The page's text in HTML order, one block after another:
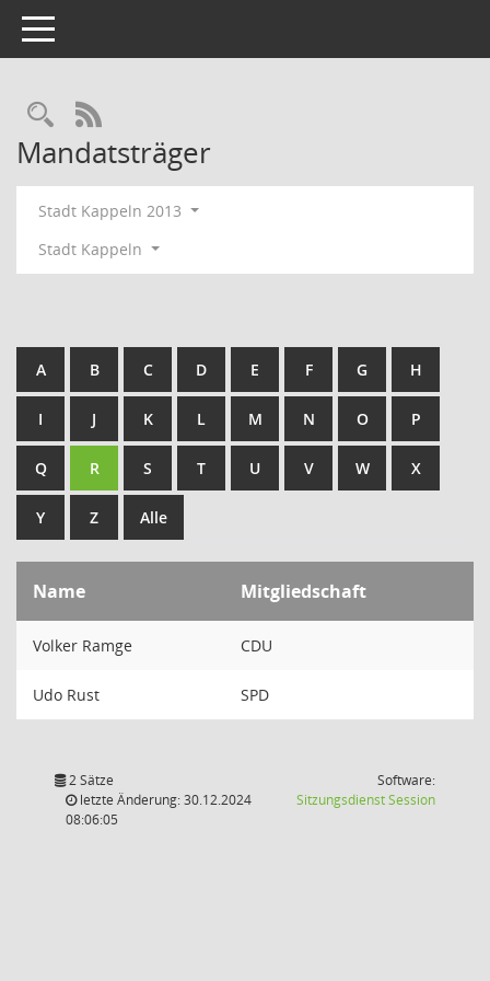
Toggle navigation
Rechercheauswahl
RSS-Feed
Mandatsträger
Stadt Kappeln 2013
Stadt Kappeln
A B C D E F G H
I J K L M N O P
Q R S T U V W X
Y Z Alle
Name Mitgliedschaft
Volker Ramge CDU
Udo Rust SPD
2 Sätze
letzte Änderung: 30.12.2024
08:06:05
Software:
SitzungsdienstSession(Wird in